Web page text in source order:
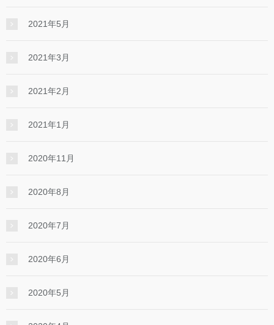
2021年5月
2021年3月
2021年2月
2021年1月
2020年11月
2020年8月
2020年7月
2020年6月
2020年5月